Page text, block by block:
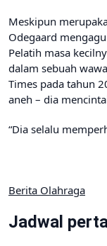
Meskipun
Odegaard
Pelatih masa
dalam sebuah
Times pada tahun
aneh – dia
“Dia selalu
Berita Olahraga
Jadwal